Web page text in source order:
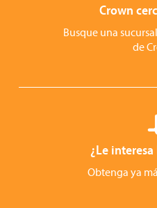
Crown
Busque una
de
¿Le interesa
Obtenga ya